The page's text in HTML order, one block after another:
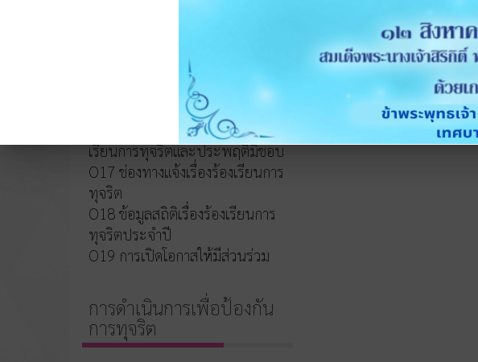
การส่งเสริมความโปร่งใส
O16 แนวปฏิบัติการจัดการเรื่องร้อง
เรียนการทุจริตและประพฤติมิชอบ
O17 ช่องทางแจ้งเรื่องร้องเรียนการ
ทุจริต
O18 ข้อมูลสถิติเรื่องร้องเรียนการ
ทุจริตประจำปี
O19 การเปิดโอกาสให้มีส่วนร่วม
การดำเนินการเพื่อป้องกัน
การทุจริต